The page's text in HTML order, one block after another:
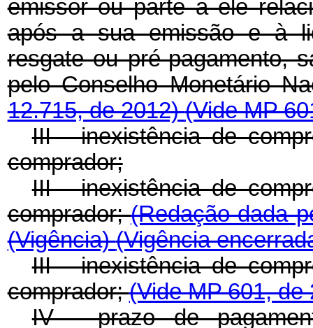
emissor ou parte a ele
após a sua emissão e à
resgate ou pré-pagamento,
pelo Conselho Monetário
12.715, de 2012)(Vide MP
III - inexistência de
comprador;
III - inexistência de
comprador;(Redação dada
(Vigência)(Vigência
III - inexistência de
comprador;(Vide MP 601, de
IV - prazo de